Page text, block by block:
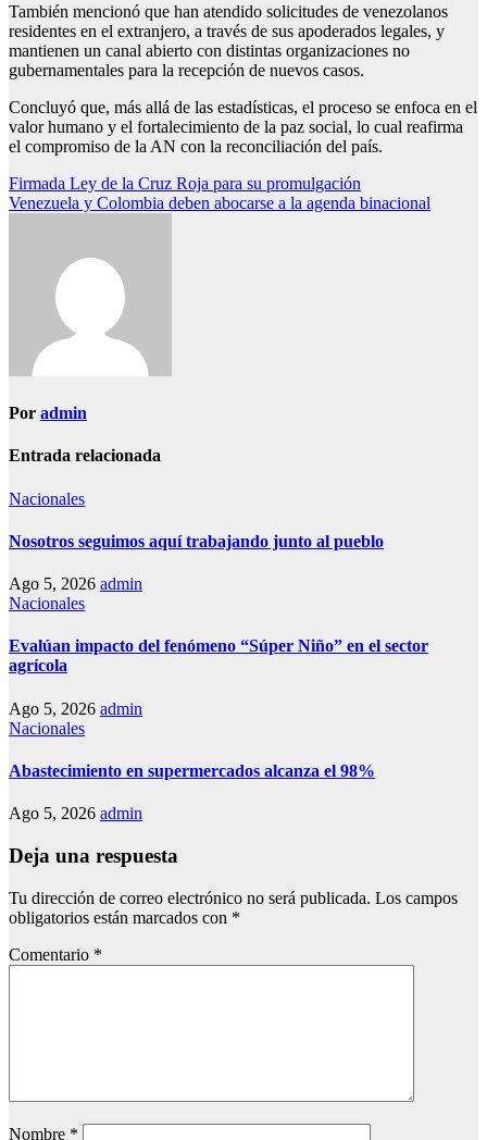
También mencionó que han atendido solicitudes de venezolanos
residentes en el extranjero, a través de sus apoderados legales, y
mantienen un canal abierto con distintas organizaciones no
gubernamentales para la recepción de nuevos casos.
Concluyó que, más allá de las estadísticas, el proceso se enfoca en el
valor humano y el fortalecimiento de la paz social, lo cual reafirma
el compromiso de la AN con la reconciliación del país.
Navegación
de
Firmada Ley de la Cruz Roja para su promulgación
Venezuela y Colombia deben abocarse a la agenda binacional
Por admin
Entrada relacionada
Nacionales
Nosotros seguimos aquí trabajando junto al pueblo
Ago 5, 2026 admin
Nacionales
Evalúan impacto del fenómeno “Súper Niño” en el sector
agrícola
Ago 5, 2026 admin
Nacionales
Abastecimiento en supermercados alcanza el 98%
Ago 5, 2026 admin
Deja una respuesta
Tu dirección de correo electrónico no será publicada. Los campos
obligatorios están marcados con *
Comentario *
Nombre *